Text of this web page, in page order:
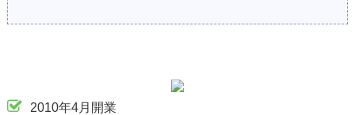
2010年4月開業